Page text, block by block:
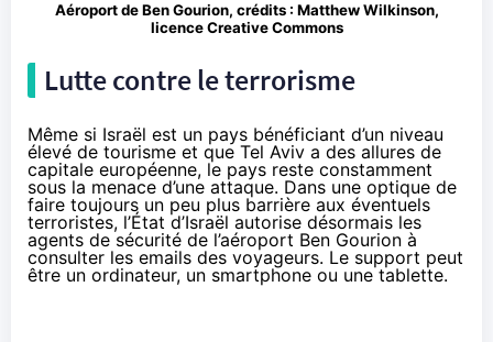
Aéroport de Ben Gourion, crédits : Matthew Wilkinson,
licence Creative Commons
Lutte contre le terrorisme
Même si Israël est un pays bénéficiant d’un niveau
élevé de tourisme et que Tel Aviv a des allures de
capitale européenne, le pays reste constamment
sous la menace d’une attaque. Dans une optique de
faire toujours un peu plus barrière aux éventuels
terroristes, l’État d’Israël autorise désormais les
agents de sécurité de l’aéroport Ben Gourion à
consulter les emails des voyageurs. Le support peut
être un ordinateur, un smartphone ou une tablette.